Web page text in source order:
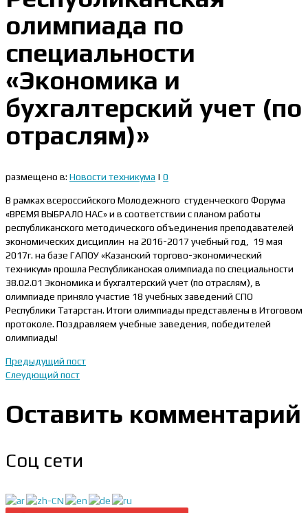
олимпиада по
специальности
«Экономика и
бухгалтерский учет (по
отраслям)»
размещено в: Новости техникума | 0
В рамках всероссийского Молодежного студенческого Форума
«ВРЕМЯ ВЫБРАЛО НАС» и в соответствии с планом работы
республиканского методического объединения преподавателей
экономических дисциплин на 2016-2017 учебный год, 19 мая
2017г. на базе ГАПОУ «Казанский торгово-экономический
техникум» прошла Республиканская олимпиада по специальности
38.02.01 Экономика и бухгалтерский учет (по отраслям), в
олимпиаде приняло участие 18 учебных заведений СПО
Республики Татарстан. Итоги олимпиады представлены в Итоговом
протоколе. Поздравляем учебные заведения, победителей
олимпиады!
Предыдущий пост
Слеудющий пост
Оставить комментарий
Соц сети